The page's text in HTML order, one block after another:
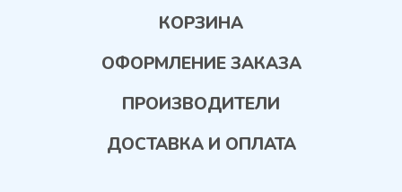
КОРЗИНА
ОФОРМЛЕНИЕ ЗАКАЗА
ПРОИЗВОДИТЕЛИ
ДОСТАВКА И ОПЛАТА